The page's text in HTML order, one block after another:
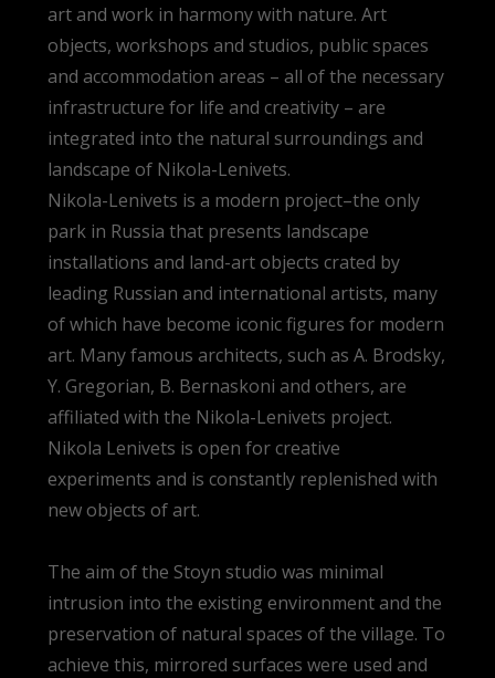
art and work in harmony with nature. Art
objects, workshops and studios, public spaces
and accommodation areas – all of the necessary
infrastructure for life and creativity – are
integrated into the natural surroundings and
landscape of Nikola-Lenivets.
Nikola-Lenivets is a modern project–the only
park in Russia that presents landscape
installations and land-art objects crated by
leading Russian and international artists, many
of which have become iconic figures for modern
art. Many famous architects, such as A. Brodsky,
Y. Gregorian, B. Bernaskoni and others, are
affiliated with the Nikola-Lenivets project.
Nikola Lenivets is open for creative
experiments and is constantly replenished with
new objects of art.
The aim of the Stoyn studio was minimal
intrusion into the existing environment and the
preservation of natural spaces of the village. To
achieve this, mirrored surfaces were used and